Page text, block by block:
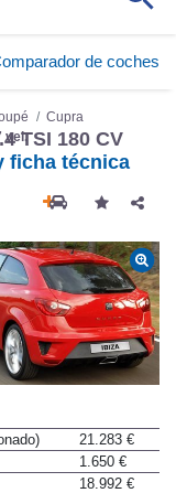
de coches
Cupra
vel.TSI 180 CV
ficha técnica
21.283 €
1.650 €
18.992 €